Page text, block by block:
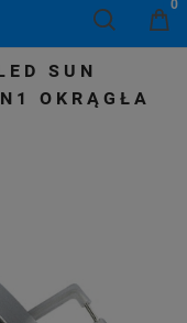
SUN
OKRĄGŁA